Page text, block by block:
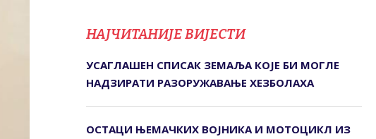
НАЈЧИТАНИЈЕ ВИЈЕСТИ
УСАГЛАШЕН СПИСАК ЗЕМАЉА КОЈЕ БИ МОГЛЕ
НАДЗИРАТИ РАЗОРУЖАВАЊЕ ХЕЗБОЛАХА
ОСТАЦИ ЊЕМАЧКИХ ВОЈНИКА И МОТОЦИКЛ ИЗ